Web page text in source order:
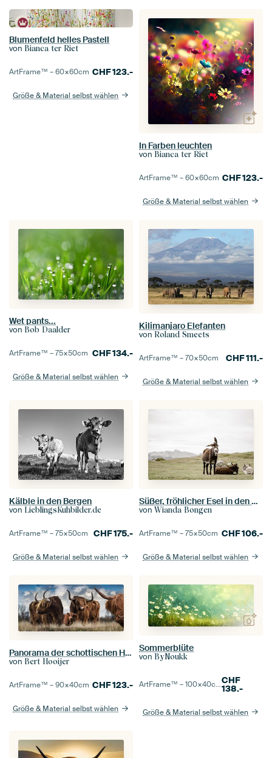
Blumenfeld helles Pastell
von Bianca ter Riet
ArtFrame™ –60×60cm CHF123.-
Größe & Material selbst wählen
In Farben leuchten
von Bianca ter Riet
ArtFrame™ –60×60cm CHF123.-
Größe & Material selbst wählen
Wet pants...
von Bob Daalder
ArtFrame™ –75×50cm CHF134.-
Größe & Material selbst wählen
Kilimanjaro Elefanten
von Roland Smeets
ArtFrame™ –70×50cm CHF111.-
Größe & Material selbst wählen
Kälble in den Bergen
von LieblingsKuhbilder.de
ArtFrame™ –75×50cm CHF175.-
Größe & Material selbst wählen
Süßer, fröhlicher Esel in den Dolomiten Italiens
von Wianda Bongen
ArtFrame™ –75×50cm CHF106.-
Größe & Material selbst wählen
Panorama der schottischen Highlander
von Bert Hooijer
ArtFrame™ –90×40cm CHF123.-
Größe & Material selbst wählen
Sommerblüte
von ByNoukk
ArtFrame™ –100×40cm CHF
138.-
Größe & Material selbst wählen